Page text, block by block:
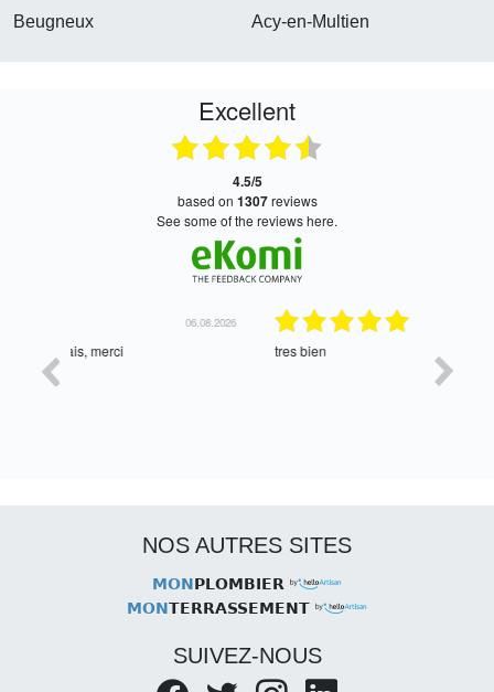
Beugneux
Acy-en-Multien
Excellent
4.5/5
based on 1307reviews
see some of the reviews here.
05.08.2026
tres bien
NOS AUTRES SITES
MONPLOMBIER
MONTERRASSEMENT
SUIVEZ-NOUS